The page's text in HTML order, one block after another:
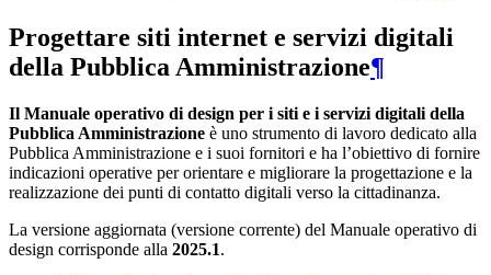
Progettare siti internet e servizi digitali
della Pubblica Amministrazione¶
Il Manuale operativo di design per i siti e i servizi digitali della
Pubblica Amministrazione è uno strumento di lavoro dedicato alla
Pubblica Amministrazione e i suoi fornitori e ha l’obiettivo di fornire
indicazioni operative per orientare e migliorare la progettazione e la
realizzazione dei punti di contatto digitali verso la cittadinanza.
La versione aggiornata (versione corrente) del Manuale operativo di
design corrisponde alla 2025.1.